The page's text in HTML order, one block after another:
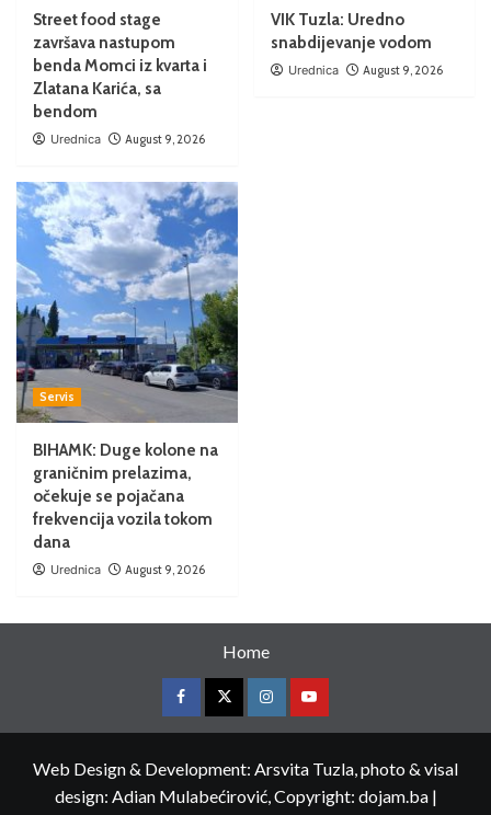
Street food stage
završava nastupom
benda Momci iz kvarta i
Zlatana Karića, sa
bendom
Urednica August 9, 2026
VIK Tuzla: Uredno
snabdijevanje vodom
Urednica August 9, 2026
Servis
BIHAMK: Duge kolone na
graničnim prelazima,
očekuje se pojačana
frekvencija vozila tokom
dana
Urednica August 9, 2026
Home
Web Design & Development: Arsvita Tuzla, photo & visal
design: Adian Mulabećirović, Copyright: dojam.ba |